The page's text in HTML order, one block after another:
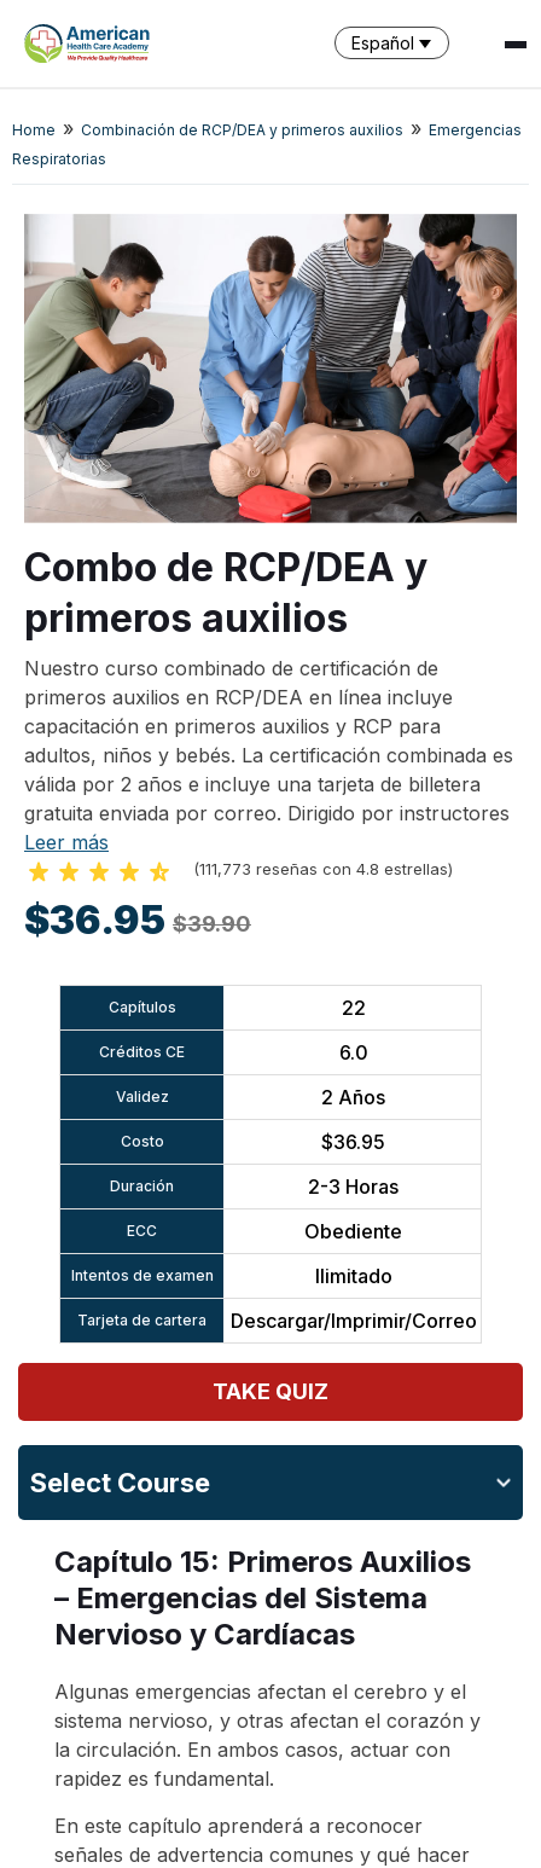
Español
Home » Combinación de RCP/DEA y primeros auxilios » Emergencias
Respiratorias
Combo de RCP/DEA y
primeros auxilios
Nuestro curso combinado de certificación de
primeros auxilios en RCP/DEA en línea incluye
capacitación en primeros auxilios y RCP para
adultos, niños y bebés. La certificación combinada es
válida por 2 años e incluye una tarjeta de billetera
gratuita enviada por correo. Dirigido por instructores
Leer más
(111,773 reseñas con 4.8 estrellas)
$36.95 $39.90
Capítulos 22
Créditos CE 6.0
Validez 2 Años
Costo $36.95
Duración 2-3 Horas
ECC Obediente
Intentos de examen Ilimitado
Tarjeta de cartera Descargar/Imprimir/Correo
TAKE QUIZ
Select Course
Capítulo 15: Primeros Auxilios
– Emergencias del Sistema
Nervioso y Cardíacas
Algunas emergencias afectan el cerebro y el
sistema nervioso, y otras afectan el corazón y
la circulación. En ambos casos, actuar con
rapidez es fundamental.
En este capítulo aprenderá a reconocer
señales de advertencia comunes y qué hacer